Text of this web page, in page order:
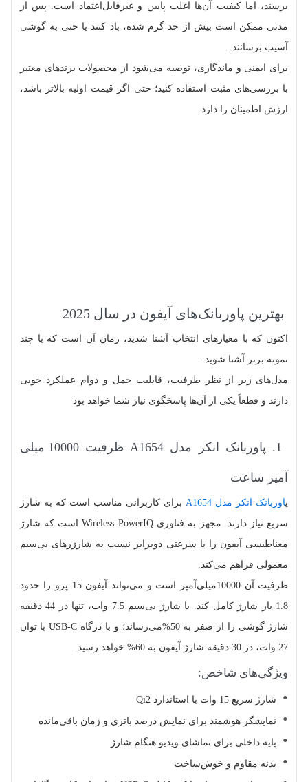
برسند، اما کیفیت آن‌ها اغلب پایین و غیرقابل‌اعتماد است. پس از
مدتی ممکن است بیش از حد گرم شده، باد کنند یا حتی به گوشی
آسیب برسانند.
برای ایمنی و ماندگاری، توصیه می‌شود از محصولات برندهای معتبر
با بررسی‌های مثبت استفاده کنید؛ حتی اگر قیمت اولیه بالاتر باشد،
ارزش اطمینان را دارد.
بهترین پاوربانک‌های آیفون در سال 2025
اکنون که با معیارهای انتخاب آشنا شدید، زمان آن است که با چند
نمونه برتر آشنا شوید.
مدل‌های زیر از نظر ظرفیت، قابلیت حمل و دوام عملکرد خوبی
دارند و قطعاً یکی از آن‌ها پاسخگوی نیاز شما خواهد بود
1. پاوربانک انکر مدل A1654 ظرفیت 10000 میلی
آمپر ساعت
پاوربانک انکر مدل A1654
برای کاربرانی مناسب است که به شارژ
سریع نیاز دارند. مجهز به فناوری Wireless PowerIQ است که شارژ
مغناطیسی آیفون را با سرعتی دوبرابر نسبت به شارژرهای بی‌سیم
معمولی فراهم می‌کند.
ظرفیت آن 10000میلی‌آمپر است و می‌تواند آیفون 15 پرو را حدود
1.8 بار شارژ کامل کند. با شارژ بی‌سیم 7.5 وات، تنها در 44 دقیقه
شارژ گوشی را از صفر به 50%می‌رساند؛ و با درگاه USB-C با توان
27 وات، در 30 دقیقه شارژ آیفون به 60% خواهد رسید.
ویژگی‌های شاخص:
شارژ سریع 15 وات با استاندارد Qi2
نمایشگر هوشمند برای نمایش درصد باتری و زمان باقی‌مانده
پایه داخلی برای تماشای ویدیو هنگام شارژ
بدنه مقاوم و خوش‌ساخت